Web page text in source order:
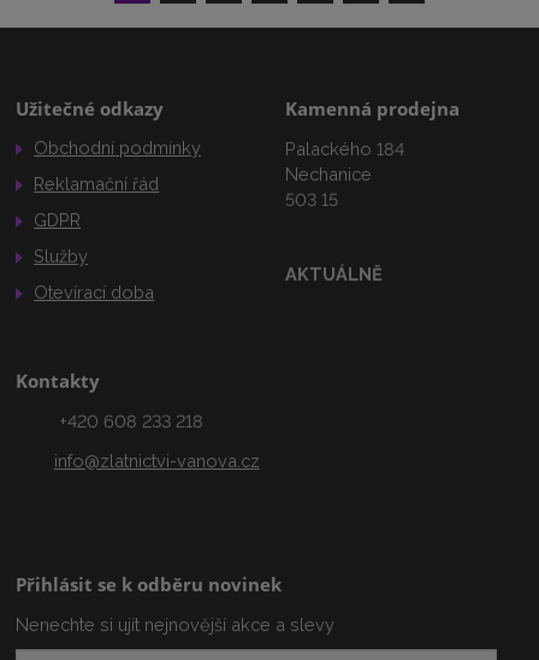
Užitečné odkazy
Obchodní podmínky
Reklamační řád
GDPR
Služby
Otevírací doba
Kamenná prodejna
Palackého 184
Nechanice
503 15
AKTUÁLNĚ
Kontakty
+420 608 233 218
info@zlatnictvi-vanova.cz
Přihlásit se k odběru novinek
Nenechte si ujít nejnovější akce a slevy